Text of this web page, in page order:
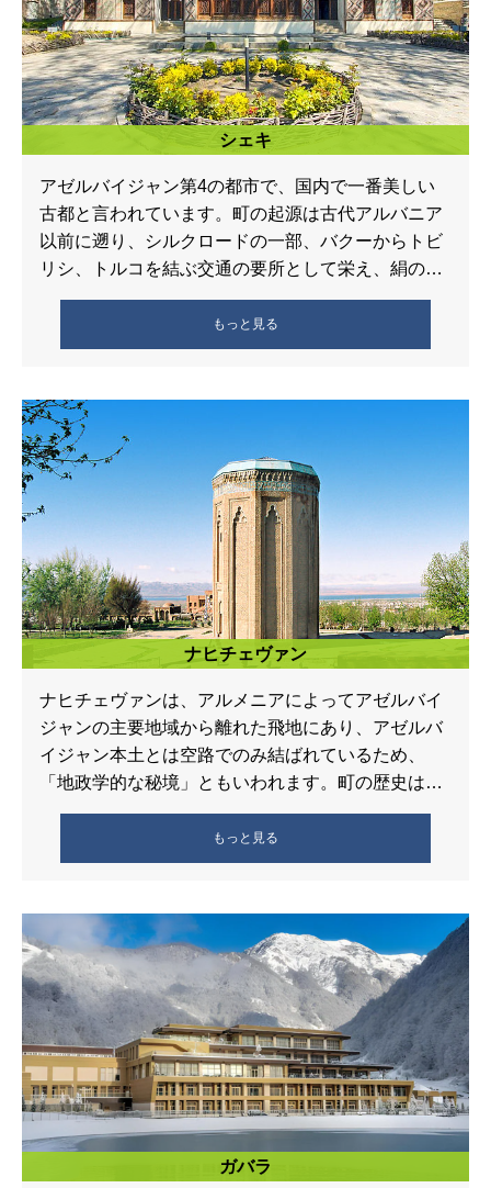
シェキ
アゼルバイジャン第4の都市で、国内で一番美しい
古都と言われています。町の起源は古代アルバニア
以前に遡り、シルクロードの一部、バクーからトビ
リシ、トルコを結ぶ交通の要所として栄え、絹の産
地としても知られています。街には18 […]
もっと見る
ナヒチェヴァン
ナヒチェヴァンは、アルメニアによってアゼルバイ
ジャンの主要地域から離れた飛地にあり、アゼルバ
イジャン本土とは空路でのみ結ばれているため、
「地政学的な秘境」ともいわれます。町の歴史は非
常に古く紀元前8～7世紀にまで遡り、プ […]
もっと見る
ガバラ